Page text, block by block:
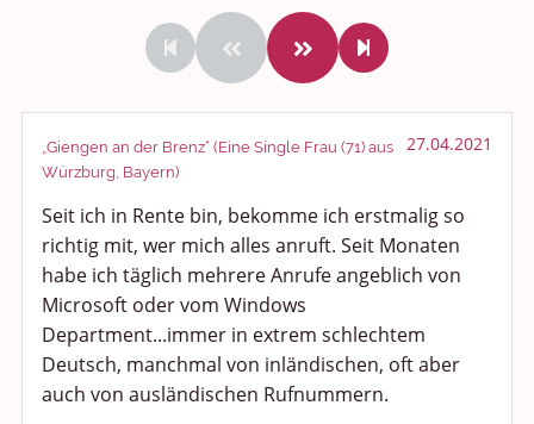
Rundum Leben
Politik und Weltgeschehen
Smalltalk
Treffen und Stammtische
Ü100 Party - Fanecke
Gesundheit & Wellness
„Giengen an der Brenz“ (Eine Single Frau (71) aus
Würzburg, Bayern)
27.04.2021
Seit ich in Rente bin, bekomme ich erstmalig so
richtig mit, wer mich alles anruft. Seit Monaten
habe ich täglich mehrere Anrufe angeblich von
Microsoft oder vom Windows
Department...immer in extrem schlechtem
Deutsch, manchmal von inländischen, oft aber
auch von ausländischen Rufnummern.